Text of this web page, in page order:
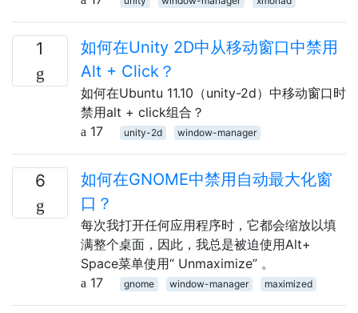
1
如何在Unity 2D中从移动窗口中禁用
Alt + Click？
如何在Ubuntu 11.10（unity-2d）中移动窗口时
禁用alt + click组合？
17
unity-2d window-manager
6
如何在GNOME中禁用自动最大化窗
口？
每次我打开任何应用程序时，它都会缩放以填
满整个桌面，因此，我总是被迫使用Alt+
Space菜单使用“ Unmaximize” 。
17
gnome window-manager maximized